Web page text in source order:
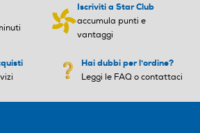
Iscriviti a Star Club
accumula punti e
vantaggi
Hai dubbi per l'ordine?
Leggi le FAQ o contattaci